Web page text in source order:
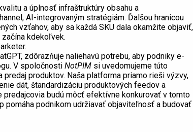
a úplnosť infraštruktúry obsahu a
AI-integrovaným stratégiám. Ďalšou hranicou
vzťahov, aby sa každá SKU dala okamžite objaviť,
kdekoľvek.
zdôrazňuje naliehavú potrebu, aby podniky e-
V spoločnosti NotPIM si uvedomujeme túto
produktov. Naša platforma priamo rieši výzvy,
dát, štandardizáciu produktových feedov a
budú môcť efektívne konkurovať v tomto
pomáha podnikom udržiavať objaviteľnosť a budovať